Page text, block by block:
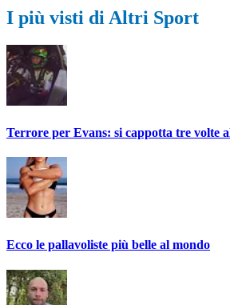
I più visti di Altri Sport
Terrore per Evans: si cappotta tre volte
Ecco le pallavoliste più belle al mondo